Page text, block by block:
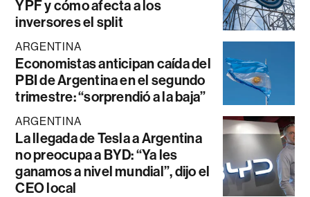
YPF y cómo afecta a los
inversores el split
ARGENTINA
Economistas anticipan caída del
PBI de Argentina en el segundo
trimestre: “sorprendió a la baja”
ARGENTINA
La llegada de Tesla a Argentina
no preocupa a BYD: “Ya les
ganamos a nivel mundial”, dijo el
CEO local